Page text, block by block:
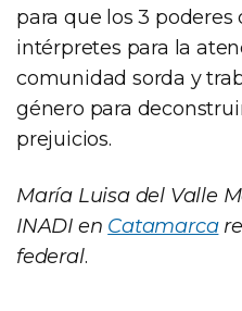
para que los 3
intérpretes para la
comunidad sorda y
género para
prejuicios.
María Luisa del Valle
INADI en Catamarca
federal.